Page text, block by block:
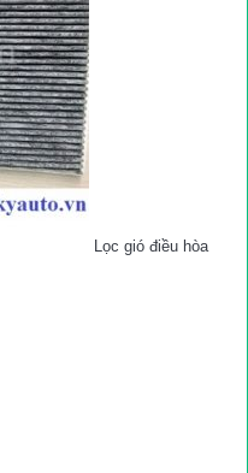
Lọc gió điều hòa